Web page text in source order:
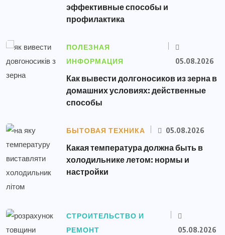
эффективные способы и
профилактика
ПОЛЕЗНАЯ
ИНФОРМАЦИЯ
05.08.2026
Как вывести долгоносиков из зерна в
домашних условиях: действенные
способы
БЫТОВАЯ ТЕХНИКА 05.08.2026
Какая температура должна быть в
холодильнике летом: нормы и
настройки
СТРОИТЕЛЬСТВО И
РЕМОНТ
05.08.2026